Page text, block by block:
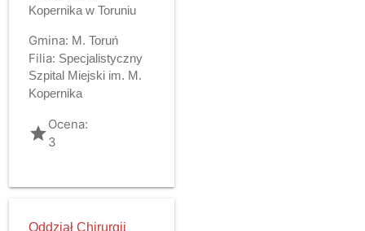
Kopernika w Toruniu
Gmina: M. Toruń
Filia: Specjalistyczny
Szpital Miejski im. M.
Kopernika
gradeOcena:
3
Oddział Chirurgii